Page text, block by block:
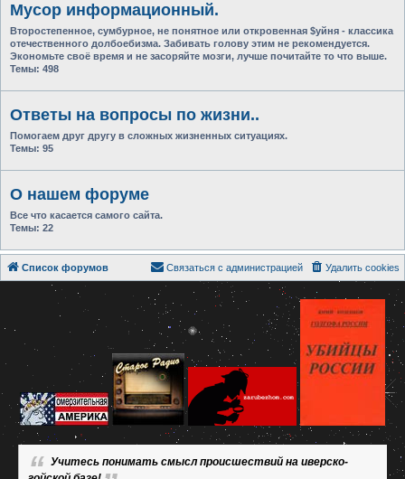
Мусор информационный.
Второстепенное, сумбурное, не понятное или откровенная $уйня - классика
отечественного долбоебизма. Забивать голову этим не рекомендуется.
Экономьте своё время и не засоряйте мозги, лучше почитайте то что выше.
Темы: 498
Ответы на вопросы по жизни..
Помогаем друг другу в сложных жизненных ситуациях.
Темы: 95
О нашем форуме
Все что касается самого сайта.
Темы: 22
Список форумов Удалить cookies
Связаться с администрацией
Учитесь понимать смысл происшествий на иверско-